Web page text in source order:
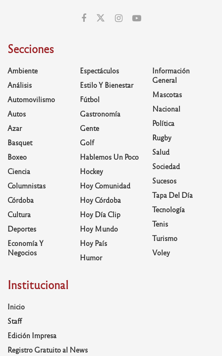
Secciones
Ambiente
Análisis
Automovilismo
Autos
Azar
Basquet
Boxeo
Ciencia
Columnistas
Córdoba
Cultura
Deportes
Economía Y
Negocios
Espectáculos
Estilo Y Bienestar
Fútbol
Gastronomía
Gente
Golf
Hablemos Un Poco
Hockey
Hoy Comunidad
Hoy Córdoba
Hoy Día Clip
Hoy Mundo
Hoy País
Humor
Información
General
Mascotas
Nacional
Política
Rugby
Salud
Sociedad
Sucesos
Tapa Del Día
Tecnología
Tenis
Turismo
Voley
Institucional
Inicio
Staff
Edición Impresa
Registro Gratuito al News